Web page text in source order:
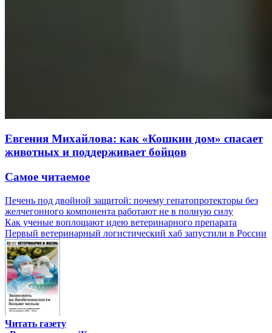
Евгения Михайлова: как «Кошкин дом» спасает
животных и поддерживает бойцов
Самое читаемое
Печень под двойной защитой: почему гепатопротекторы без
желчегонного компонента работают не в полную силу
Как ученые воплощают идею ветеринарного препарата
Первый ветеринарный логистический хаб запустили в России
Читать газету